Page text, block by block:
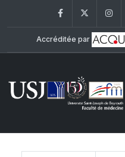
FacebookTwitter
Accréditée par